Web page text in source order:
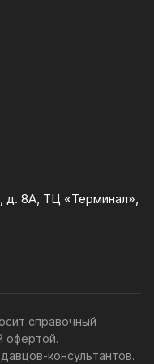
д. 8А, ТЦ «Терминал»,
справочный
офертой.
консультантов.